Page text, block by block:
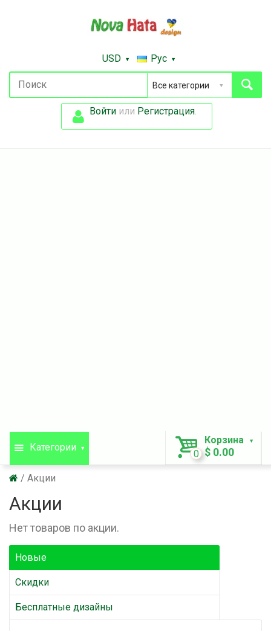
USD Рус
Войти или Регистрация
Категории
Корзина
0 $ 0.00
Акции
Акции
Нет товаров по акции.
Новые
Скидки
Бесплатные дизайны